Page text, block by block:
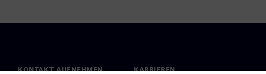
KONTAKT AUFNEHMEN KARRIEREN